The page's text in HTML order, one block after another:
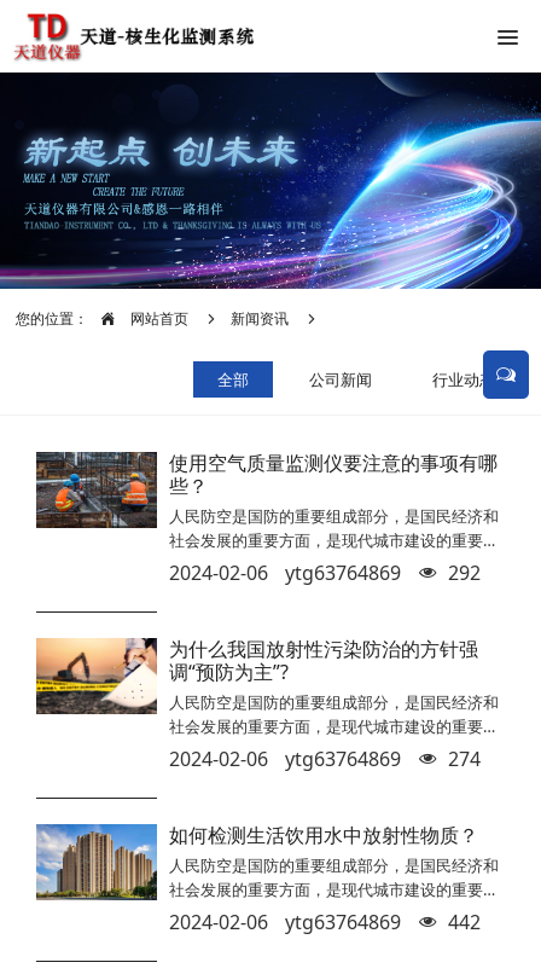
您的位置： 网站首页 新闻资讯
全部 公司新闻 行业动态
使用空气质量监测仪要注意的事项有哪
些？
人民防空是国防的重要组成部分，是国民经济和
社会发展的重要方面，是现代城市建设的重要内
容，是利国利民的社会公益事业。根据全会精
神，在人防系统实施简政放权，使人防建设市场
实矛盾问题的迫切要求，也是鼓励社会力量投身
人防建设的制度保障。鼓励各类市场主体依法平
等参与人防建设，必将形成统一开放、竞争有序
的现代人防建设市场体系。 从全国的人防防
护设备定点厂家的情况来看
2024-02-06 ytg63764869 292
为什么我国放射性污染防治的方针强
调“预防为主”?
人民防空是国防的重要组成部分，是国民经济和
社会发展的重要方面，是现代城市建设的重要内
容，是利国利民的社会公益事业。根据全会精
神，在人防系统实施简政放权，使人防建设市场
实矛盾问题的迫切要求，也是鼓励社会力量投身
人防建设的制度保障。鼓励各类市场主体依法平
等参与人防建设，必将形成统一开放、竞争有序
的现代人防建设市场体系。 从全国的人防防
护设备定点厂家的情况来看
2024-02-06 ytg63764869 274
如何检测生活饮用水中放射性物质？
人民防空是国防的重要组成部分，是国民经济和
社会发展的重要方面，是现代城市建设的重要内
容，是利国利民的社会公益事业。根据全会精
神，在人防系统实施简政放权，使人防建设市场
2024-02-06 ytg63764869 442